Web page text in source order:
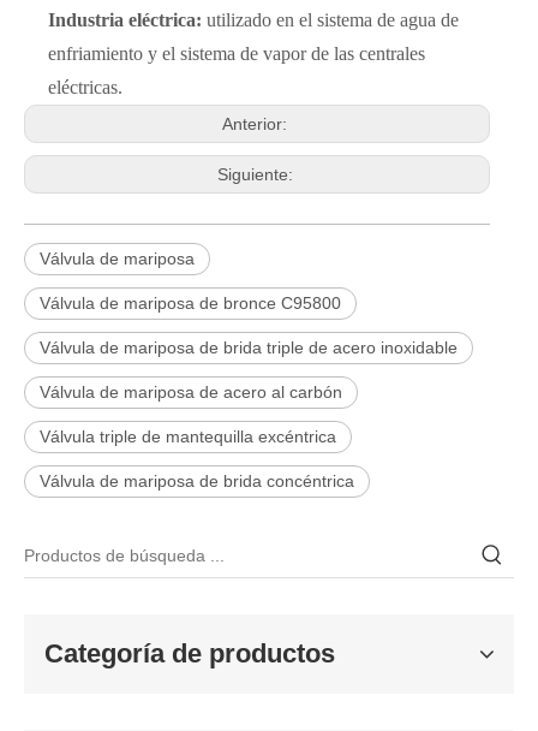
Industria eléctrica: utilizado en el sistema de agua de
enfriamiento y el sistema de vapor de las centrales
eléctricas.
Anterior:
Siguiente:
Válvula de mariposa
Válvula de mariposa de bronce C95800
Válvula de mariposa de brida triple de acero inoxidable
Válvula de mariposa de acero al carbón
Válvula triple de mantequilla excéntrica
Válvula de mariposa de brida concéntrica
Categoría de productos
2026-06-25